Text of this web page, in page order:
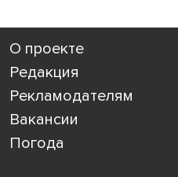
О проекте
Редакция
Рекламодателям
Вакансии
Погода